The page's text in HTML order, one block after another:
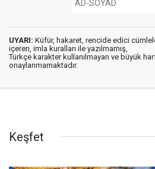
UYARI: Küfür, hakaret, rencide edici
içeren, imla kuralları ile yazılmamış,
Türkçe karakter kullanılmayan ve büyük
onaylanmamaktadır.
Keşfet